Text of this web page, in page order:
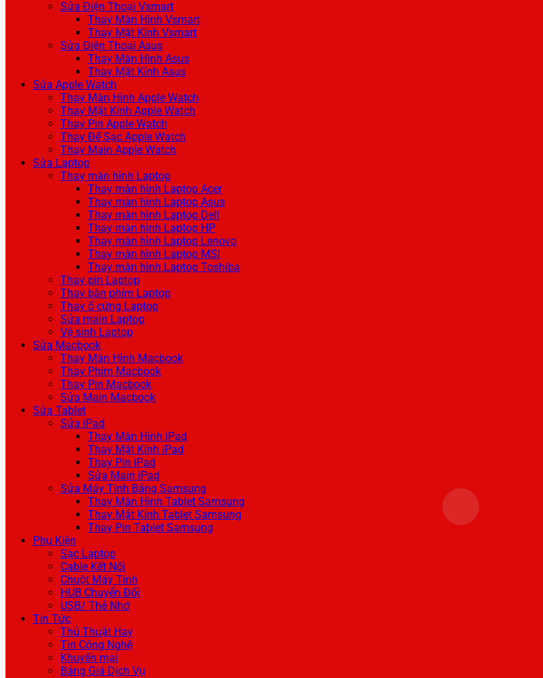
Sửa Điện Thoại Vsmart
Thay Màn Hình Vsmart
Thay Mặt Kính Vsmart
Sửa Điện Thoại Asus
Thay Màn Hình Asus
Thay Mặt Kính Asus
Sửa Apple Watch
Thay Màn Hình Apple Watch
Thay Mặt Kính Apple Watch
Thay Pin Apple Watch
Thay Đế Sạc Apple Watch
Thay Main Apple Watch
Sửa Laptop
Thay màn hình Laptop
Thay màn hình Laptop Acer
Thay màn hình Laptop Asus
Thay màn hình Laptop Dell
Thay màn hình Laptop HP
Thay màn hình Laptop Lenovo
Thay màn hình Laptop MSI
Thay màn hình Laptop Toshiba
Thay pin Laptop
Thay bàn phím Laptop
Thay ổ cứng Laptop
Sửa main Laptop
Vệ sinh Laptop
Sửa Macbook
Thay Màn Hình Macbook
Thay Phím Macbook
Thay Pin Macbook
Sửa Main Macbook
Sửa Tablet
Sửa iPad
Thay Màn Hình iPad
Thay Mặt Kính iPad
Thay Pin iPad
Sửa Main iPad
Sửa Máy Tính Bảng Samsung
Thay Màn Hình Tablet Samsung
Thay Mặt Kính Tablet Samsung
Thay Pin Tablet Samsung
Phụ Kiện
Sạc Laptop
Cable Kết Nối
Chuột Máy Tính
HUB Chuyển Đổi
USB/ Thẻ Nhớ
Tin Tức
Thủ Thuật Hay
Tin Công Nghệ
Khuyến mại
Bảng Giá Dịch Vụ